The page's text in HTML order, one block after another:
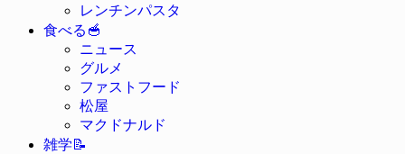
レンチンパスタ
食べる 🥣
ニュース
グルメ
ファストフード
松屋
マクドナルド
雑学📝